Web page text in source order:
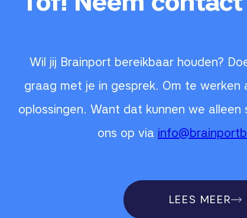
Wil jij Brainport bereikbaar houden?
graag met je in gesprek. Om te werken
oplossingen. Want dat kunnen we
ons op via
LEES MEER